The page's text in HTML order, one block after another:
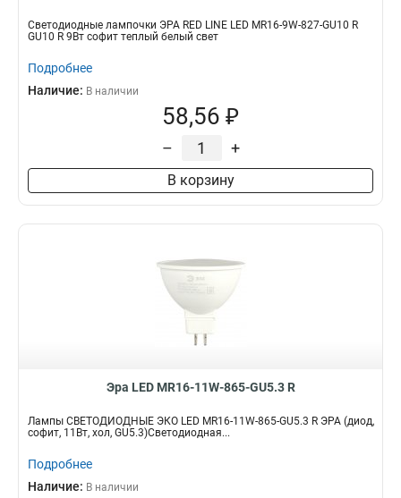
Светодиодные лампочки ЭРА RED LINE LED MR16-9W-827-GU10 R
GU10 R 9Вт софит теплый белый свет
Подробнее
Наличие: В наличии
58,56 ₽
– +
В корзину
Эра LED MR16-11W-865-GU5.3 R
Лампы СВЕТОДИОДНЫЕ ЭКО LED MR16-11W-865-GU5.3 R ЭРА (диод,
софит, 11Вт, хол, GU5.3)Светодиодная...
Подробнее
Наличие: В наличии